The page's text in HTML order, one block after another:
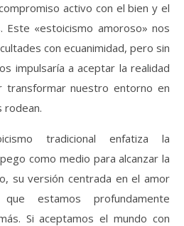
activo con el bien y el
Este «estoicismo amoroso» nos
con ecuanimidad, pero sin
impulsaría a aceptar la realidad
transformar nuestro entorno en
rodean.
tradicional enfatiza la
como medio para alcanzar la
su versión centrada en el amor
estamos profundamente
Si aceptamos el mundo con